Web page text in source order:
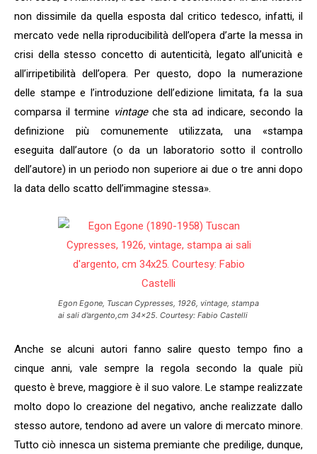
non dissimile da quella esposta dal critico tedesco, infatti, il
mercato vede nella riproducibilità dell’opera d’arte la messa in
crisi della stesso concetto di autenticità, legato all’unicità e
all’irripetibilità dell’opera. Per questo, dopo la numerazione
delle stampe e l’introduzione dell’edizione limitata, fa la sua
comparsa il termine vintage che sta ad indicare, secondo la
definizione più comunemente utilizzata, una «stampa
eseguita dall’autore (o da un laboratorio sotto il controllo
dell’autore) in un periodo non superiore ai due o tre anni dopo
la data dello scatto dell’immagine stessa».
Egon Egone, Tuscan Cypresses , 1926, vintage, stampa
ai sali d’argento,cm 34×25. Courtesy: Fabio Castelli
Anche se alcuni autori fanno salire questo tempo fino a
cinque anni, vale sempre la regola secondo la quale più
questo è breve, maggiore è il suo valore. Le stampe realizzate
molto dopo lo creazione del negativo, anche realizzate dallo
stesso autore, tendono ad avere un valore di mercato minore.
Tutto ciò innesca un sistema premiante che predilige, dunque,